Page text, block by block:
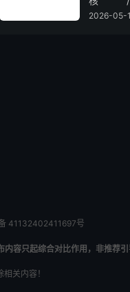
量/
2026-05-
41132402411697号
容只起综合对比作用，非推荐
关内容！